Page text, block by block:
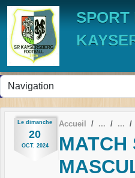
SPORT
Le dimanche
20
OCT. 2024
Accueil
MATCH
Panneau de gestion des cookies